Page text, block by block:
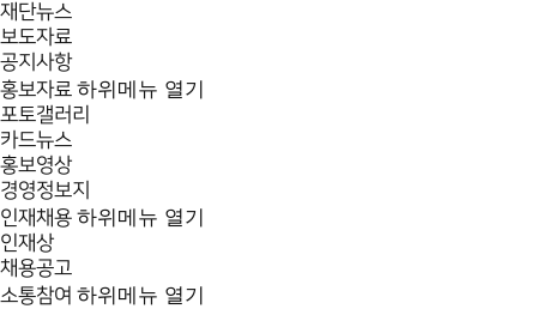
재단뉴스
보도자료
공지사항
홍보자료 하위메뉴 열기
포토갤러리
카드뉴스
홍보영상
경영정보지
인재채용 하위메뉴 열기
인재상
채용공고
소통참여 하위메뉴 열기